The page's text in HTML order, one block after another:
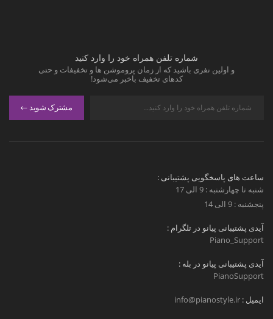
شماره تلفن همراه خود را وارد کنید
و اولین نفری باشید که از زمان پروموشن ها و تخفیفات و حتی
کدهای تخفیف باخبر می‌شود!
مشترک شوید
ساعت های پاسخگویی پشتیبانی :
شنبه تا چهارشنبه : 9 الی 17
پنجشنبه : 9 الی 14
آیدی پشتیبانی پیانو در تلگرام :
Piano_Support
آیدی پشتیبانی پیانو در بله :
PianoSupport
ایمیل : info@pianostyle.ir